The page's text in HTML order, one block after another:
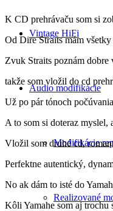
Vintage HiFi
Audio modifikácie
Modifikácie
Realizované
K CD prehrávaču som si
Od Dire Straits mám
Zvuk Straits poznám
takže som vložil do cd
Už po pár tónoch
A to som si doteraz myslel,
Vložil som druhé cd,
Perfektne autentický,
No ak dám to isté do
Kôli Yamahe som aj trochu